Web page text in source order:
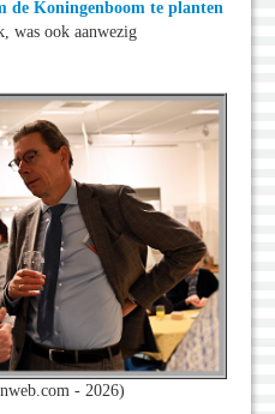
de Koningenboom te planten
was ook aanwezig
- 2026)